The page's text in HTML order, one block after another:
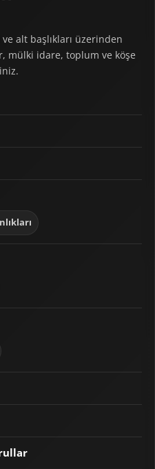
alt başlıkları üzerinden
mülki idare, toplum ve köşe